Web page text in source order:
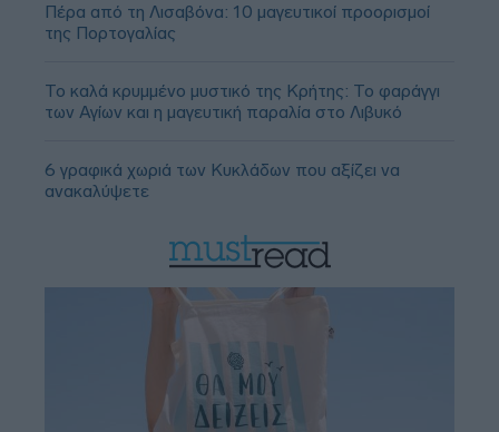
Πέρα από τη Λισαβόνα: 10 μαγευτικοί προορισμοί
της Πορτογαλίας
Το καλά κρυμμένο μυστικό της Κρήτης: Το φαράγγι
των Αγίων και η μαγευτική παραλία στο Λιβυκό
6 γραφικά χωριά των Κυκλάδων που αξίζει να
ανακαλύψετε